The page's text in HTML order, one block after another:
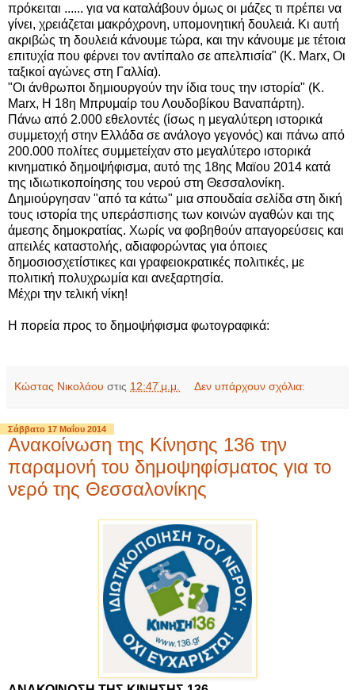
πρόκειται ...... για να καταλάβουν όμως οι μάζες τι πρέπει να
γίνει, χρειάζεται μακρόχρονη, υπομονητική δουλειά. Κι αυτή
ακριβώς τη δουλειά κάνουμε τώρα, και την κάνουμε με τέτοια
επιτυχία που φέρνει τον αντίπαλο σε απελπισία" (K. Marx, Οι
ταξικοί αγώνες στη Γαλλία).
"Οι άνθρωποι δημιουργούν την ίδια τους την ιστορία" (K.
Marx, Η 18η Μπρυμαίρ του Λουδοβίκου Βαναπάρτη).
Πάνω από 2.000 εθελοντές (ίσως η μεγαλύτερη ιστορικά
συμμετοχή στην Ελλάδα σε ανάλογο γεγονός) και πάνω από
200.000 πολίτες συμμετείχαν στο μεγαλύτερο ιστορικά
κινηματικό δημοψήφισμα, αυτό της 18ης Μαϊου 2014 κατά
της ιδιωτικοποίησης του νερού στη Θεσσαλονίκη.
Δημιούργησαν "από τα κάτω" μια σπουδαία σελίδα στη δική
τους ιστορία της υπεράσπισης των κοινών αγαθών και της
άμεσης δημοκρατίας. Χωρίς να φοβηθούν απαγορεύσεις και
απειλές καταστολής, αδιαφορώντας για όποιες
δημοσιοσχετίστικες και γραφειοκρατικές πολιτικές, με
πολιτική πολυχρωμία και ανεξαρτησία.
Μέχρι την τελική νίκη!
Η πορεία προς το δημοψήφισμα φωτογραφικά:
Κώστας Νικολάου στις 12:47 μ.μ. Δεν υπάρχουν σχόλια:
Σάββατο 17 Μαΐου 2014
Ανακοίνωση της Κίνησης 136 την
παραμονή του δημοψηφίσματος για το
νερό της Θεσσαλονίκης